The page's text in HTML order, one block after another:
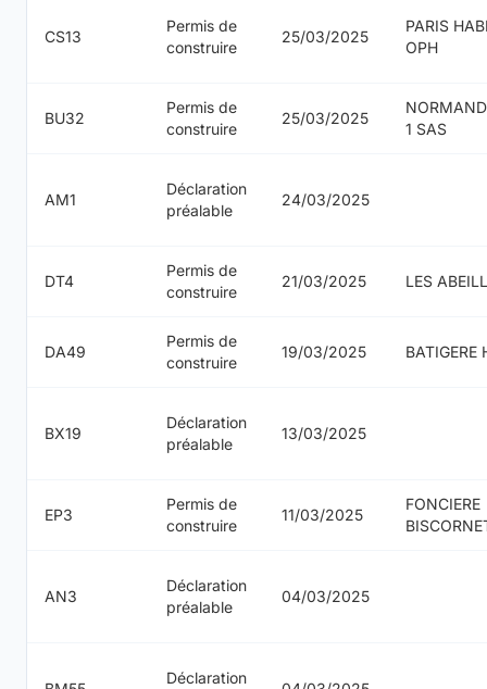
CS13
Permis de
construire
25/03/2025
PARIS
OPH
BU32
Permis de
construire
25/03/2025
1 SAS
AM1
Déclaration
préalable
24/03/2025
DT4
Permis de
construire
21/03/2025 LES
DA49
Permis de
construire
19/03/2025 BATIGERE
BX19
Déclaration
préalable
13/03/2025
EP3
Permis de
construire
11/03/2025
FONCIERE
AN3
Déclaration
préalable
04/03/2025
Déclaration